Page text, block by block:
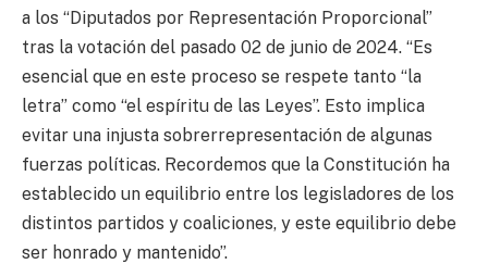
a los “Diputados por Representación Proporcional”
tras la votación del pasado 02 de junio de 2024. “Es
esencial que en este proceso se respete tanto “la
letra” como “el espíritu de las Leyes”. Esto implica
evitar una injusta sobrerrepresentación de algunas
fuerzas políticas. Recordemos que la Constitución ha
establecido un equilibrio entre los legisladores de los
distintos partidos y coaliciones, y este equilibrio debe
ser honrado y mantenido”.